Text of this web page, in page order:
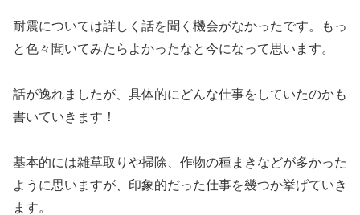
耐震については詳しく話を聞く機会がなかったです。もっ
と色々聞いてみたらよかったなと今になって思います。
話が逸れましたが、具体的にどんな仕事をしていたのかも
書いていきます！
基本的には雑草取りや掃除、作物の種まきなどが多かった
ように思いますが、印象的だった仕事を幾つか挙げていき
ます。